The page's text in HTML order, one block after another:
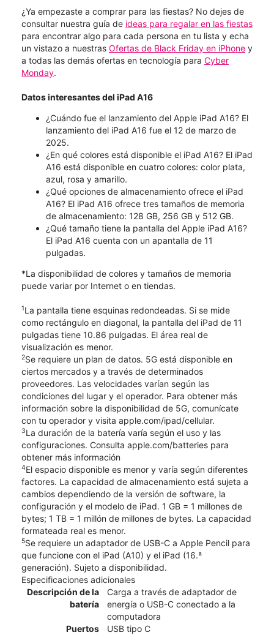
¿Ya empezaste a comprar para las fiestas? No dejes de
consultar nuestra guía de ideas para regalar en las fiestas
para encontrar algo para cada persona en tu lista y echa
un vistazo a nuestras Ofertas de Black Friday en iPhone y
a todas las demás ofertas en tecnología para Cyber
Monday.
Datos interesantes del iPad A16
¿Cuándo fue el lanzamiento del Apple iPad A16? El
lanzamiento del iPad A16 fue el 12 de marzo de
2025.
¿En qué colores está disponible el iPad A16? El iPad
A16 está disponible en cuatro colores: color plata,
azul, rosa y amarillo.
¿Qué opciones de almacenamiento ofrece el iPad
A16? El iPad A16 ofrece tres tamaños de memoria
de almacenamiento: 128 GB, 256 GB y 512 GB.
¿Qué tamaño tiene la pantalla del Apple iPad A16?
El iPad A16 cuenta con un apantalla de 11
pulgadas.
*La disponibilidad de colores y tamaños de memoria
puede variar por Internet o en tiendas.
1La pantalla tiene esquinas redondeadas. Si se mide
como rectángulo en diagonal, la pantalla del iPad de 11
pulgadas tiene 10.86 pulgadas. El área real de
visualización es menor.
2Se requiere un plan de datos. 5G está disponible en
ciertos mercados y a través de determinados
proveedores. Las velocidades varían según las
condiciones del lugar y el operador. Para obtener más
información sobre la disponibilidad de 5G, comunícate
con tu operador y visita apple.com/ipad/cellular.
3La duración de la batería varía según el uso y las
configuraciones. Consulta apple.com/batteries para
obtener más información
4El espacio disponible es menor y varía según diferentes
factores. La capacidad de almacenamiento está sujeta a
cambios dependiendo de la versión de software, la
configuración y el modelo de iPad. 1 GB = 1 millones de
bytes; 1 TB = 1 millón de millones de bytes. La capacidad
formateada real es menor.
5Se requiere un adaptador de USB-C a Apple Pencil para
que funcione con el iPad (A10) y el iPad (16.ª
generación). Sujeto a disponibilidad.
Especificaciones adicionales
Descripción de la
batería
Carga a través de adaptador de
energía o USB-C conectado a la
computadora
Puertos
USB tipo C